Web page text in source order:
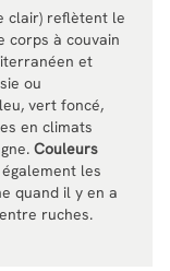
clair) reflètent le
corps à couvain
et
ou
vert foncé,
en climats
Couleurs
les
quand il y en a
ruches.